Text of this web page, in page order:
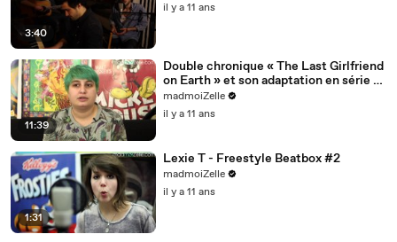
3:40
il y a 11 ans
11:39
Double chronique « The Last Girlfriend
on Earth » et son adaptation en série «
Man Seeking W
madmoiZelle
il y a 11 ans
1:31
Lexie T - Freestyle Beatbox #2
madmoiZelle
il y a 11 ans